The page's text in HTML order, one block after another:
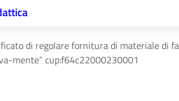
di regolare fornitura di materiale di
mente” cup:f64c22000230001